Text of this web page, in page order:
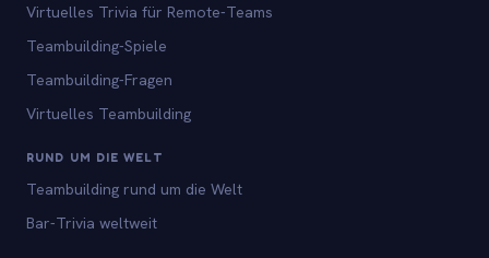
Virtuelles Trivia für Remote-Teams
Teambuilding-Spiele
Teambuilding-Fragen
Virtuelles Teambuilding
RUND UM DIE WELT
Teambuilding rund um die Welt
Bar-Trivia weltweit